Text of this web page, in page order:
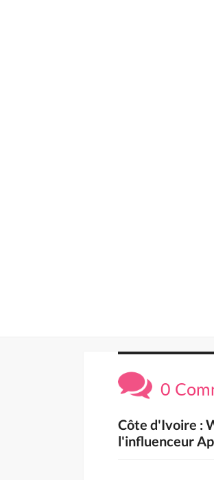
0
Côte d'Ivoire :
l'influenceur